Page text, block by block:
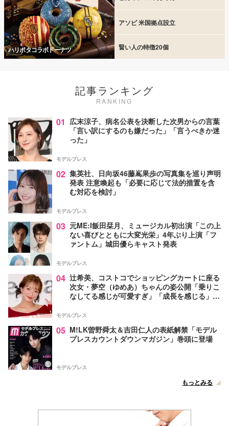
ハリポタコラボドーナツ
アソビ 米国拠点設立
賢い人の特徴20個
記事ランキング
RANKING
01 広末涼子、病名公表を決断した次男からの言葉
「言い訳にするのも嫌だった」「言うべきか迷
った」
モデルプレス
02 集英社、日向坂46藤嶌果歩の写真集を巡り声明
発表 注意喚起も「必要に応じて法的措置を含
む対応を検討」
モデルプレス
03 元ME:I飯田栞月、ミュージカル初出演「この上
ない喜びとともに大変光栄」4年ぶり上演「フ
ァントム」城田優らキャスト発表
モデルプレス
04 辻希美、コストコでショッピングカートに座る
次女・夢空（ゆめあ）ちゃんの姿公開「乗りこ
なしてる感じが可愛すぎ」「成長を感じる」の
モデルプレス
05 M!LK曽野舜太＆吉田仁人の表紙解禁「モデル
プレスカウントダウンマガジン」巻頭に登場
モデルプレス
もっとみる